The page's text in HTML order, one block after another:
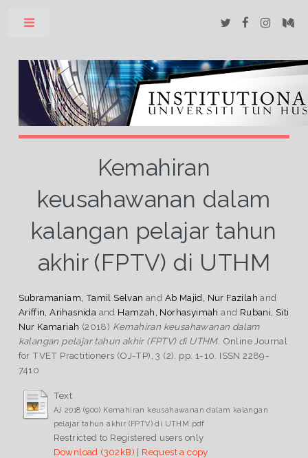
Kemahiran
keusahawanan dalam
kalangan pelajar tahun
akhir (FPTV) di UTHM
Subramaniam, Tamil Selvan and Ab Majid, Nur Fazilah and
Ariffin, Arihasnida and Hamzah, Norhasyimah and Rubani, Siti
Nur Kamariah (2018) Kemahiran keusahawanan dalam
kalangan pelajar tahun akhir (FPTV) di UTHM. Online Journal
for TVET Practitioners (OJ-TP), 3 (2). pp. 1-10. ISSN 2289-
7410
Text
AJ 2018 (900) Kemahiran keusahawanan dalam kalangan
pelajar tahun akhir (FPTV) di UTHM.pdf
Restricted to Registered users only
Download (302kB) | Request a copy